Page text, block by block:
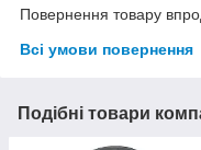
Повернення товару
Всі умови повернення
Подібні товари